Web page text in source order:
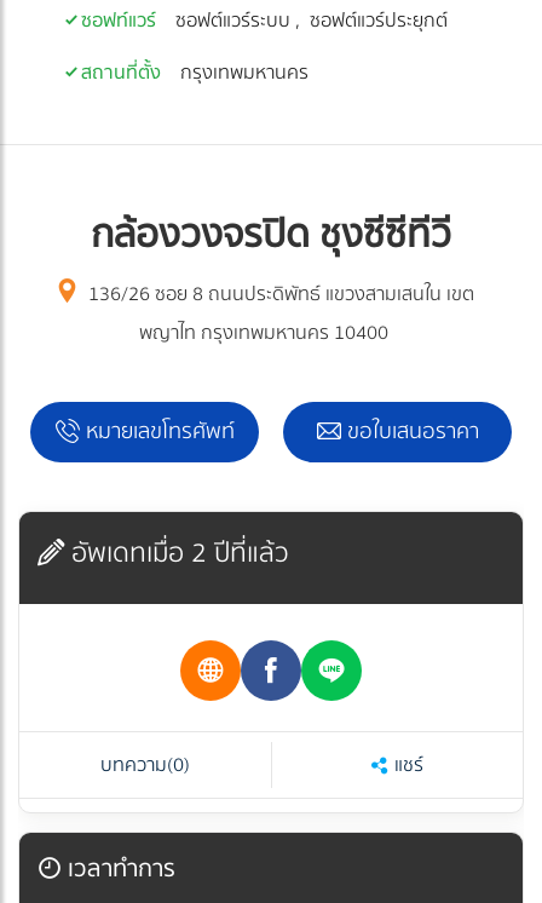
ซอฟท์แวร์
ซอฟต์แวร์ระบบ
ซอฟต์แวร์ประยุกต์
สถานที่ตั้ง
กรุงเทพมหานคร
กล้องวงจรปิด ชุงซีซีทีวี
136/26 ซอย 8 ถนนประดิพัทธ์ แขวงสามเสนใน เขต
พญาไท กรุงเทพมหานคร 10400
หมายเลขโทรศัพท์ ขอใบเสนอราคา
อัพเดทเมื่อ 2 ปีที่แล้ว
บทความ(0) แชร์
เวลาทำการ